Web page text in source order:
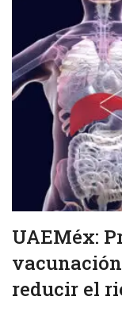
UAEMéx:
reducir el